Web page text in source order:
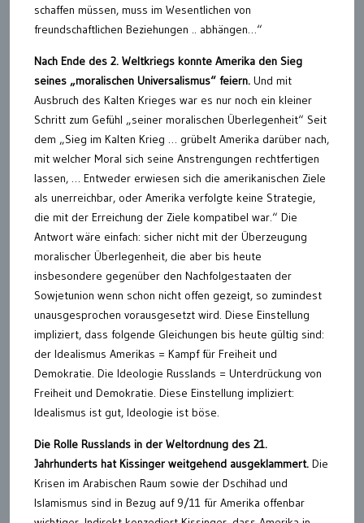
schaffen müssen, muss im Wesentlichen von
freundschaftlichen Beziehungen .. abhängen…“
Nach Ende des 2. Weltkriegs konnte Amerika den Sieg
seines „moralischen Universalismus“ feiern. Und mit
Ausbruch des Kalten Krieges war es nur noch ein kleiner
Schritt zum Gefühl „seiner moralischen Überlegenheit“ Seit
dem „Sieg im Kalten Krieg … grübelt Amerika darüber nach,
mit welcher Moral sich seine Anstrengungen rechtfertigen
lassen, … Entweder erwiesen sich die amerikanischen Ziele
als unerreichbar, oder Amerika verfolgte keine Strategie,
die mit der Erreichung der Ziele kompatibel war.“ Die
Antwort wäre einfach: sicher nicht mit der Überzeugung
moralischer Überlegenheit, die aber bis heute
insbesondere gegenüber den Nachfolgestaaten der
Sowjetunion wenn schon nicht offen gezeigt, so zumindest
unausgesprochen vorausgesetzt wird. Diese Einstellung
impliziert, dass folgende Gleichungen bis heute gültig sind:
der Idealismus Amerikas = Kampf für Freiheit und
Demokratie. Die Ideologie Russlands = Unterdrückung von
Freiheit und Demokratie. Diese Einstellung impliziert:
Idealismus ist gut, Ideologie ist böse.
Die Rolle Russlands in der Weltordnung des 21.
Jahrhunderts hat Kissinger weitgehend ausgeklammert. Die
Krisen im Arabischen Raum sowie der Dschihad und
Islamismus sind in Bezug auf 9/11 für Amerika offenbar